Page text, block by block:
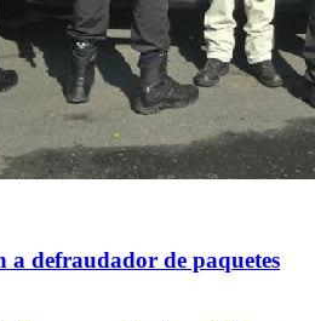
defraudador de paquetes